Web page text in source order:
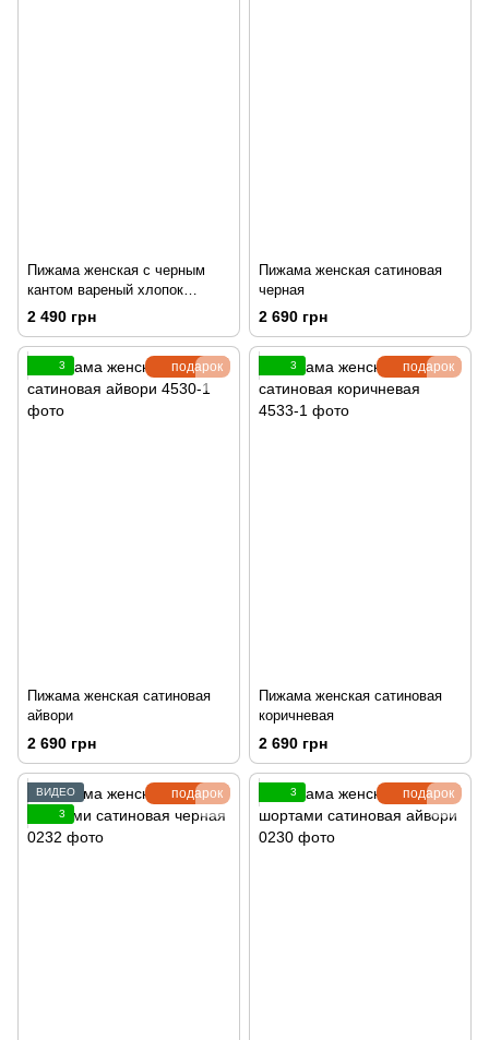
Пижама женская с черным
кантом вареный хлопок
графит
2 490 грн
Пижама женская сатиновая
черная
2 690 грн
подарок
3
Пижама женская сатиновая
айвори
2 690 грн
подарок
3
Пижама женская сатиновая
коричневая
2 690 грн
подарок
ВИДЕО
3
подарок
3